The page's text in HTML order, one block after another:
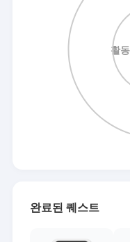
완료된 퀘스트